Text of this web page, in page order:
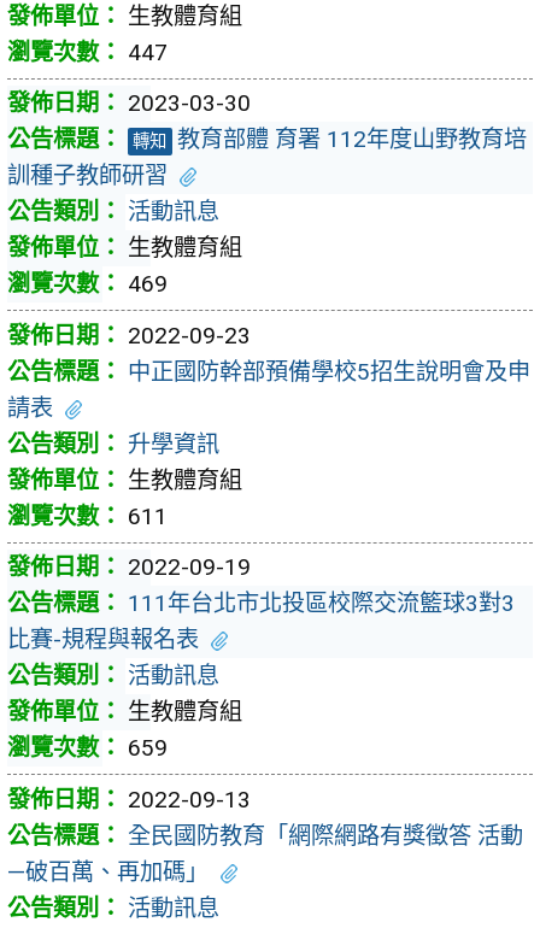
生教體育組
447
2023-03-30
轉知
教育部體 育署 112年度山野教育培
訓種子教師研習
活動訊息
生教體育組
469
2022-09-23
中正國防幹部預備學校5招生說明會及申
請表
升學資訊
生教體育組
611
2022-09-19
111年台北市北投區校際交流籃球3對3
比賽-規程與報名表
活動訊息
生教體育組
659
2022-09-13
全民國防教育「網際網路有獎徵答 活動
—破百萬、再加碼」
活動訊息